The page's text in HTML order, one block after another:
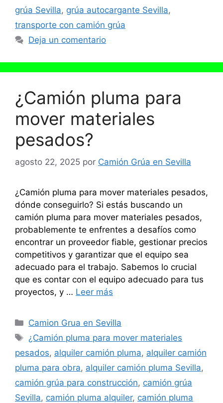
grúa Sevilla, grúa autocargante Sevilla,
transporte con camión grúa
Deja un comentario
¿Camión pluma para
mover materiales
pesados?
agosto 22, 2025 por Camión Grúa en Sevilla
¿Camión pluma para mover materiales pesados,
dónde conseguirlo? Si estás buscando un
camión pluma para mover materiales pesados,
probablemente te enfrentes a desafíos como
encontrar un proveedor fiable, gestionar precios
competitivos y garantizar que el equipo sea
adecuado para el trabajo. Sabemos lo crucial
que es contar con el equipo adecuado para tus
proyectos, y … Leer más
Categorías
Camion Grua en Sevilla
Etiquetas
¿Camión pluma para mover materiales
pesados, alquiler camión pluma, alquiler camión
pluma para obra, alquiler camión pluma Sevilla,
camión grúa para construcción, camión grúa
Sevilla, camión pluma alquiler, camión pluma